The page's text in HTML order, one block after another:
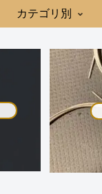
カテゴリ別